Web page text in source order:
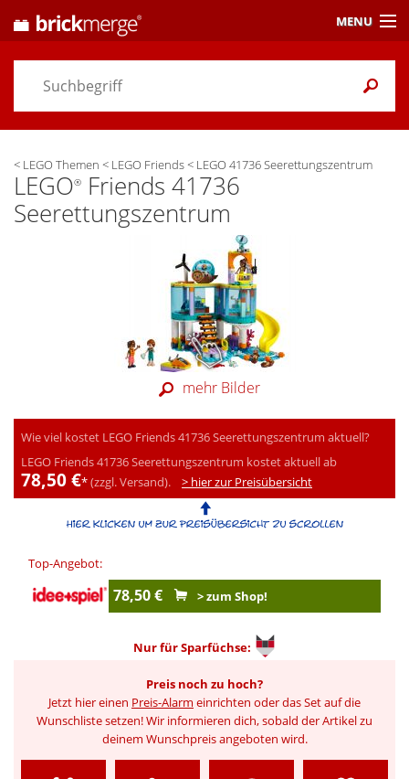
< LEGO Themen < LEGO Friends< LEGO 41736 Seerettungszentrum
LEGO®
Friends 41736
Seerettungszentrum
mehr Bilder
Wie viel kostet LEGO Friends 41736 Seerettungszentrum aktuell?
LEGO Friends 41736 Seerettungszentrum kostet aktuell ab
78,50 €*(zzgl. Versand). > hier zur Preisübersicht
Top-Angebot:
78,50 € > zum Shop!
Nur fürSparfüchse:
Preis noch zu hoch?
Jetzt hier einen Preis-Alarm einrichten oder das Set auf die
Wunschliste setzen! Wir informieren dich, sobald der Artikel zu
deinem Wunschpreis angeboten wird.
MENU
Preisvergleich
Themen/ Händler
Alarme & Wunschlisten